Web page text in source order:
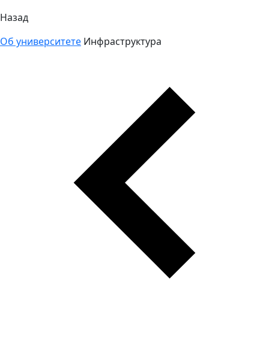
Назад
Об университете Инфраструктура